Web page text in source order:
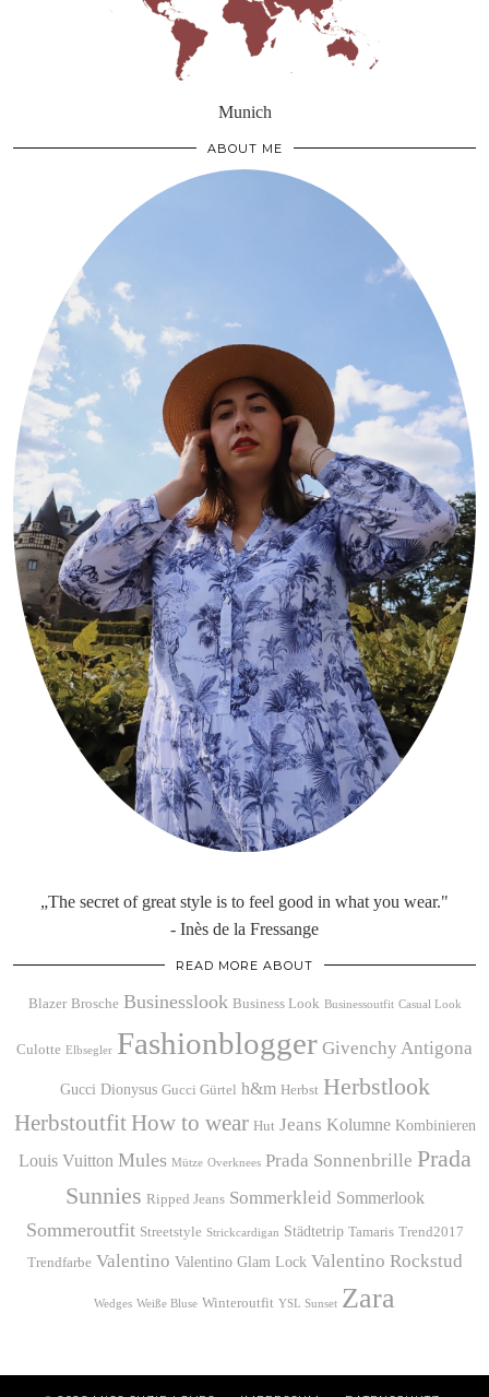
Munich
ABOUT ME
„The secret of great style is to feel good in what you wear."
- Inès de la Fressange
READ MORE ABOUT
Blazer Brosche Businesslook Business Look Businessoutfit Casual Look
Culotte Elbsegler Fashionblogger Givenchy Antigona
Gucci Dionysus Gucci Gürtel h&m Herbst Herbstlook
Herbstoutfit How to wear Hut Jeans Kolumne Kombinieren
Louis Vuitton Mules Mütze Overknees Prada Sonnenbrille Prada
Sunnies Ripped Jeans Sommerkleid Sommerlook
Sommeroutfit Streetstyle Strickcardigan Städtetrip Tamaris Trend2017
Trendfarbe Valentino Valentino Glam Lock Valentino Rockstud
Wedges Weiße Bluse Winteroutfit YSL Sunset Zara